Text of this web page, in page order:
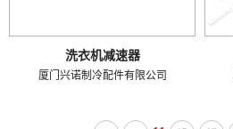
洗衣机减速器
厦门兴诺制冷配件有限公司